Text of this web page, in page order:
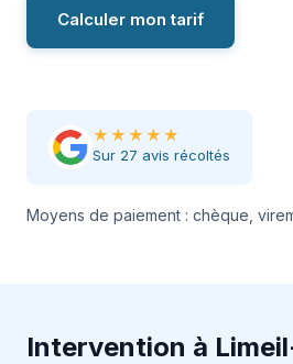
Calculer mon tarif
★★★★★
Sur 27 avis récoltés
Moyens de paiement : chèque,
Intervention à